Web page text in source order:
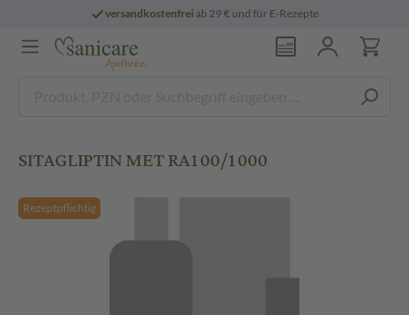
versandkostenfreiab 29 € und für E-Rezepte
SITAGLIPTIN MET RA100/1000
Rezeptpflichtig